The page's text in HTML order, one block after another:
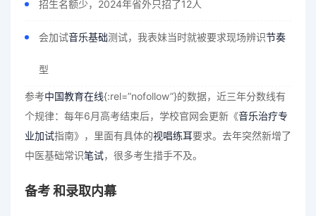
招生名额少，2024年省外只招了12人
会加试音乐基础测试，我表妹当时就被要求现场辨识节奏
型
参考中国教育在线{:rel=”nofollow”}的数据，近三年分数线有
个规律：每年6月高考结束后，学校官网会更新《音乐治疗专
业加试指南》，里面有具体的视唱练耳要求。去年突然新增了
中医基础常识笔试，很多考生措手不及。
备考 和录取内幕